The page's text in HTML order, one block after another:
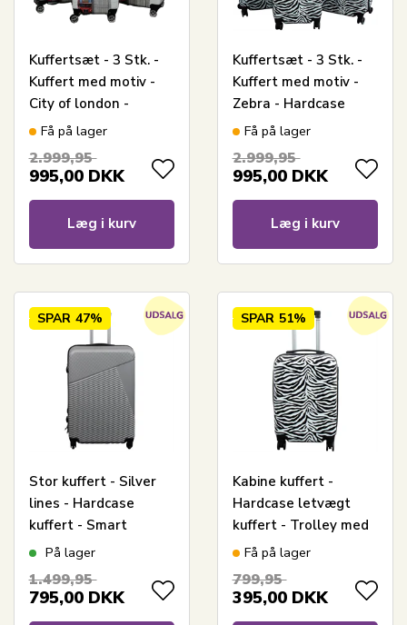
Kuffertsæt - 3 Stk. -
Kuffert med motiv -
City of london -
Hardcase letvægt
Få på lager
2.999,95
995,00 DKK
Læg i kurv
Kuffertsæt - 3 Stk. -
Kuffert med motiv -
Zebra - Hardcase
letvægt kuffert med 4
Få på lager
2.999,95
995,00 DKK
Læg i kurv
SPAR 47%
Stor kuffert - Silver
lines - Hardcase
kuffert - Smart
rejsekuffert
På lager
1.499,95
795,00 DKK
SPAR 51%
Kabine kuffert -
Hardcase letvægt
kuffert - Trolley med
motiv - Zebra
Få på lager
799,95
395,00 DKK